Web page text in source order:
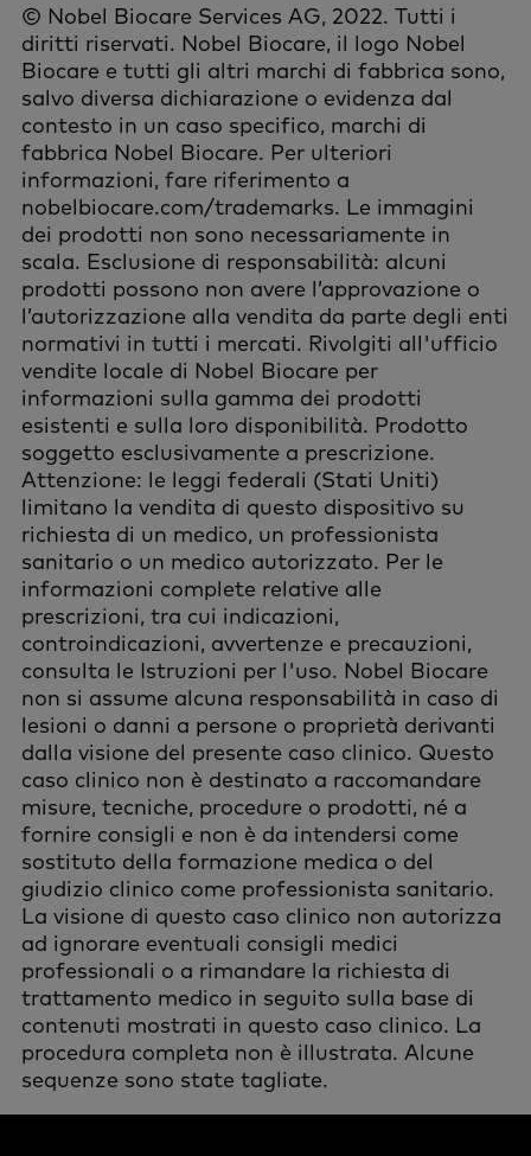
© Nobel Biocare Services AG, 2022. Tutti i
diritti riservati. Nobel Biocare, il logo Nobel
Biocare e tutti gli altri marchi di fabbrica sono,
salvo diversa dichiarazione o evidenza dal
contesto in un caso specifico, marchi di
fabbrica Nobel Biocare. Per ulteriori
informazioni, fare riferimento a
nobelbiocare.com/trademarks. Le immagini
dei prodotti non sono necessariamente in
scala. Esclusione di responsabilità: alcuni
prodotti possono non avere l’approvazione o
l’autorizzazione alla vendita da parte degli enti
normativi in tutti i mercati. Rivolgiti all'ufficio
vendite locale di Nobel Biocare per
informazioni sulla gamma dei prodotti
esistenti e sulla loro disponibilità. Prodotto
soggetto esclusivamente a prescrizione.
Attenzione: le leggi federali (Stati Uniti)
limitano la vendita di questo dispositivo su
richiesta di un medico, un professionista
sanitario o un medico autorizzato. Per le
informazioni complete relative alle
prescrizioni, tra cui indicazioni,
controindicazioni, avvertenze e precauzioni,
consulta le Istruzioni per l'uso. Nobel Biocare
non si assume alcuna responsabilità in caso di
lesioni o danni a persone o proprietà derivanti
dalla visione del presente caso clinico. Questo
caso clinico non è destinato a raccomandare
misure, tecniche, procedure o prodotti, né a
fornire consigli e non è da intendersi come
sostituto della formazione medica o del
giudizio clinico come professionista sanitario.
La visione di questo caso clinico non autorizza
ad ignorare eventuali consigli medici
professionali o a rimandare la richiesta di
trattamento medico in seguito sulla base di
contenuti mostrati in questo caso clinico. La
procedura completa non è illustrata. Alcune
sequenze sono state tagliate.